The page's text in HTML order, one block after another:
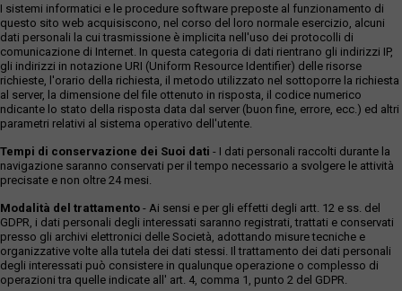
I sistemi informatici e le procedure software preposte al funzionamento di
questo sito web acquisiscono, nel corso del loro normale esercizio, alcuni
dati personali la cui trasmissione è implicita nell'uso dei protocolli di
comunicazione di Internet. In questa categoria di dati rientrano gli indirizzi IP,
gli indirizzi in notazione URI (Uniform Resource Identifier) delle risorse
richieste, l'orario della richiesta, il metodo utilizzato nel sottoporre la richiesta
al server, la dimensione del file ottenuto in risposta, il codice numerico
ndicante lo stato della risposta data dal server (buon fine, errore, ecc.) ed altri
parametri relativi al sistema operativo dell'utente.
Tempi di conservazione dei Suoi dati - I dati personali raccolti durante la
navigazione saranno conservati per il tempo necessario a svolgere le attività
precisate e non oltre 24 mesi.
Modalità del trattamento - Ai sensi e per gli effetti degli artt. 12 e ss. del
GDPR, i dati personali degli interessati saranno registrati, trattati e conservati
presso gli archivi elettronici delle Società, adottando misure tecniche e
organizzative volte alla tutela dei dati stessi. Il trattamento dei dati personali
degli interessati può consistere in qualunque operazione o complesso di
operazioni tra quelle indicate all' art. 4, comma 1, punto 2 del GDPR.